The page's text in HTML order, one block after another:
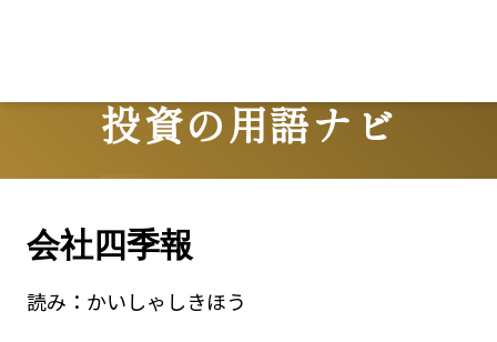
投資の用語ナビ
Terms
会社四季報
読み： かいしゃしきほう